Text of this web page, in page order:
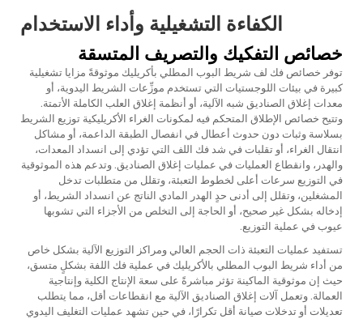
الكفاءة التشغيلية وأداء الاستخدام
خصائص التفكيك والتصريف المتسقة
توفر خصائص فك لف شريط البوب المطلي بأكريليك موثوقةً مزايا تشغيلية
كبيرة في بيئات اللوجستيات التي تستخدم موزِّعات الشريط اليدوية، أو
معدات إغلاق الصناديق شبه الآلية، أو أنظمة إغلاق العلب الكاملة الأتمتة.
وتتيح خصائص الإطلاق المتحكم فيه لمكونات الغراء الأكريليكية توزيع الشريط
بسلاسة وثبات دون حدوث أعطال في انفصال الطبقة الداعمة، أو مشاكل
انتقال الغراء، أو تقلبات في شد فك اللف التي تؤدي إلى انسداد المعدات،
والهدر، وانقطاع العمليات في عمليات إغلاق الصناديق. وتدعم هذه الموثوقية
في التوزيع سرعات أعلى لخطوط التعبئة، وتقلل من متطلبات تدخل
المشغلين، وتقلل إلى أدنى حدٍ الهدر المادي الناتج عن انسداد الشريط، أو
إدخاله بشكل غير صحيح، أو الحاجة إلى التخلص من الأجزاء التي تشوبها
عيوب في عملية التوزيع.
تستفيد عمليات التعبئة ذات الحجم العالي ومراكز التوزيع الآلية بشكل خاص
من أداء شريط البوب المطلي بالأكريليك في عملية فك اللفة بشكلٍ متسق،
حيث إن موثوقية الماكينة تؤثر مباشرةً على سعة الإنتاج الكلية وإنتاجية
العمالة. وتعمل آلات إغلاق الصناديق الآلية مع انقطاعات أقل، مما يتطلب
تعديلات أو تدخلات صيانة أقل تكرارًا، في حين تشهد عمليات التغليف اليدوي